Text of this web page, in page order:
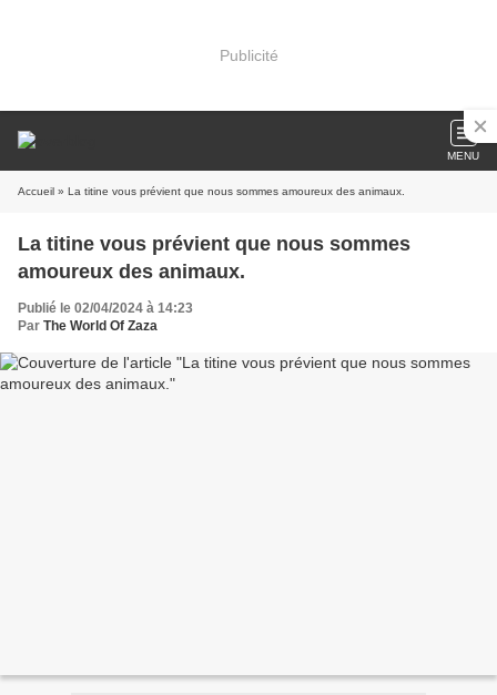
Publicité
MENU
Accueil » La titine vous prévient que nous sommes amoureux des animaux.
La titine vous prévient que nous sommes
amoureux des animaux.
Publié le 02/04/2024 à 14:23
Par The World Of Zaza